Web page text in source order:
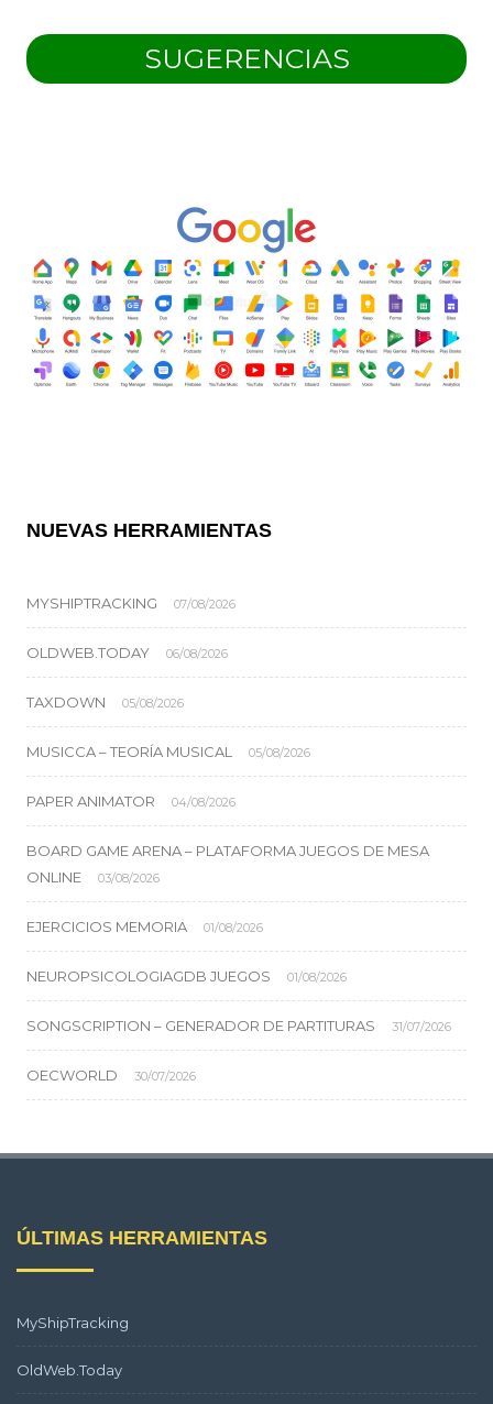
SUGERENCIAS
NUEVAS HERRAMIENTAS
MYSHIPTRACKING 07/08/2026
OLDWEB.TODAY 06/08/2026
TAXDOWN 05/08/2026
MUSICCA – TEORÍA MUSICAL 05/08/2026
PAPER ANIMATOR 04/08/2026
BOARD GAME ARENA – PLATAFORMA JUEGOS DE MESA
ONLINE
03/08/2026
EJERCICIOS MEMORIA 01/08/2026
NEUROPSICOLOGIAGDB JUEGOS 01/08/2026
SONGSCRIPTION – GENERADOR DE PARTITURAS 31/07/2026
OECWORLD 30/07/2026
ÚLTIMAS HERRAMIENTAS
MyShipTracking
OldWeb.Today